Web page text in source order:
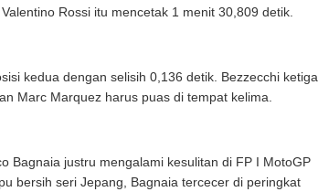
Rossi itu mencetak 1 menit 30,809 detik.
kedua dengan selisih 0,136 detik. Bezzecchi ketiga
Marc Marquez harus puas di tempat kelima.
Bagnaia justru mengalami kesulitan di FP I MotoGP
bersih seri Jepang, Bagnaia tercecer di peringkat